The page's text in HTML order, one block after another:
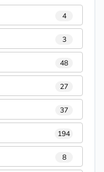
4
3
48
27
37
194
8